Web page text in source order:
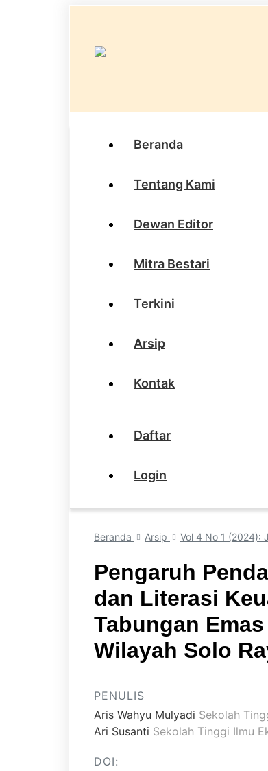
Beranda
Tentang Kami
Dewan Editor
Mitra Bestari
Terkini
Arsip
Kontak
Daftar
Login
Beranda Arsip Vol 4 No 1 (2024):
Pengaruh
dan Literasi
Tabungan
Wilayah Solo
PENULIS
Aris Wahyu Mulyadi Sekolah
Ari Susanti Sekolah Tinggi Ilmu
DOI: